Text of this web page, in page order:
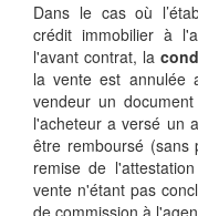
Dans le cas où
crédit immobilier à
l'avant contrat, la
la vente est annulée
vendeur un
l'acheteur a versé un
être remboursé (sans
remise de
vente n'étant pas
de commission à